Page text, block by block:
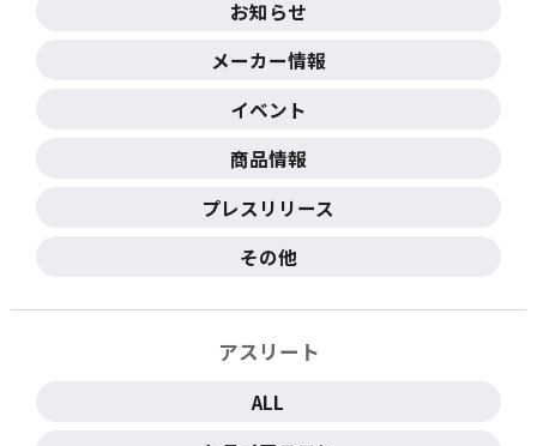
お知らせ
メーカー情報
イベント
商品情報
プレスリリース
その他
アスリート
ALL